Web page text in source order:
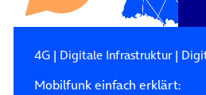
4G| Digitale Infrastruktur|
Mobilfunk einfach erklärt: